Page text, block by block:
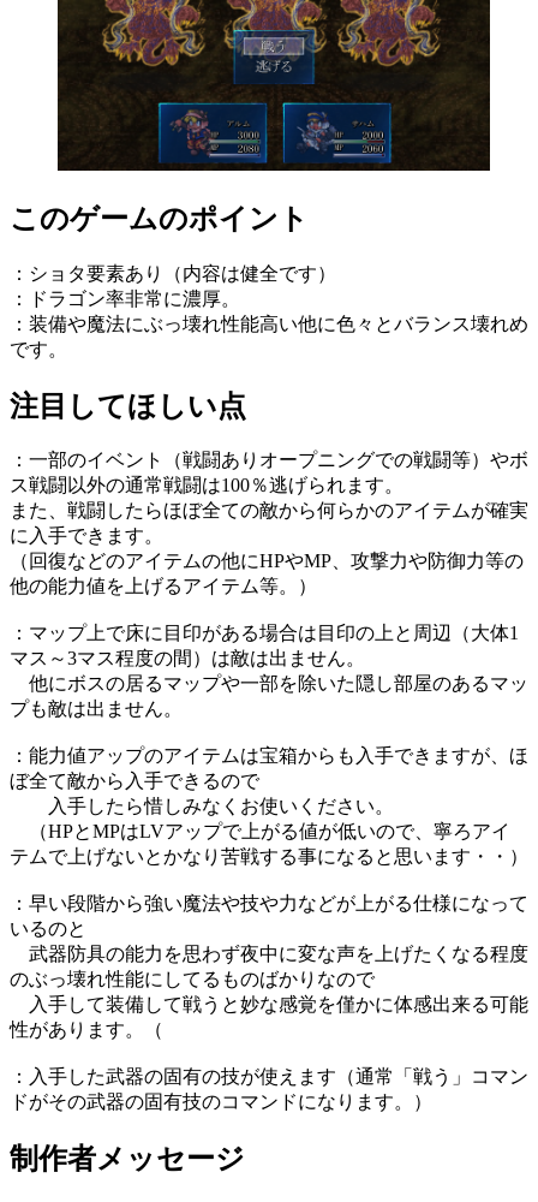
このゲームのポイント
：ショタ要素あり（内容は健全です）
：ドラゴン率非常に濃厚。
：装備や魔法にぶっ壊れ性能高い他に色々とバランス壊れめ
です。
注目してほしい点
：一部のイベント（戦闘ありオープニングでの戦闘等）やボ
ス戦闘以外の通常戦闘は100％逃げられます。
また、戦闘したらほぼ全ての敵から何らかのアイテムが確実
に入手できます。
（回復などのアイテムの他にHPやMP、攻撃力や防御力等の
他の能力値を上げるアイテム等。）
：マップ上で床に目印がある場合は目印の上と周辺（大体1
マス～3マス程度の間）は敵は出ません。
他にボスの居るマップや一部を除いた隠し部屋のあるマッ
プも敵は出ません。
：能力値アップのアイテムは宝箱からも入手できますが、ほ
ぼ全て敵から入手できるので
入手したら惜しみなくお使いください。
（HPとMPはLVアップで上がる値が低いので、寧ろアイ
テムで上げないとかなり苦戦する事になると思います・・）
：早い段階から強い魔法や技や力などが上がる仕様になって
いるのと
武器防具の能力を思わず夜中に変な声を上げたくなる程度
のぶっ壊れ性能にしてるものばかりなので
入手して装備して戦うと妙な感覚を僅かに体感出来る可能
性があります。（
：入手した武器の固有の技が使えます（通常「戦う」コマン
ドがその武器の固有技のコマンドになります。）
制作者メッセージ